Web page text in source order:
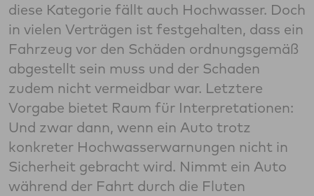
diese Kategorie fällt auch Hochwasser. Doch
in vielen Verträgen ist festgehalten, dass ein
Fahrzeug vor den Schäden ordnungsgemäß
abgestellt sein muss und der Schaden
zudem nicht vermeidbar war. Letztere
Vorgabe bietet Raum für Interpretationen:
Und zwar dann, wenn ein Auto trotz
konkreter Hochwasserwarnungen nicht in
Sicherheit gebracht wird. Nimmt ein Auto
während der Fahrt durch die Fluten